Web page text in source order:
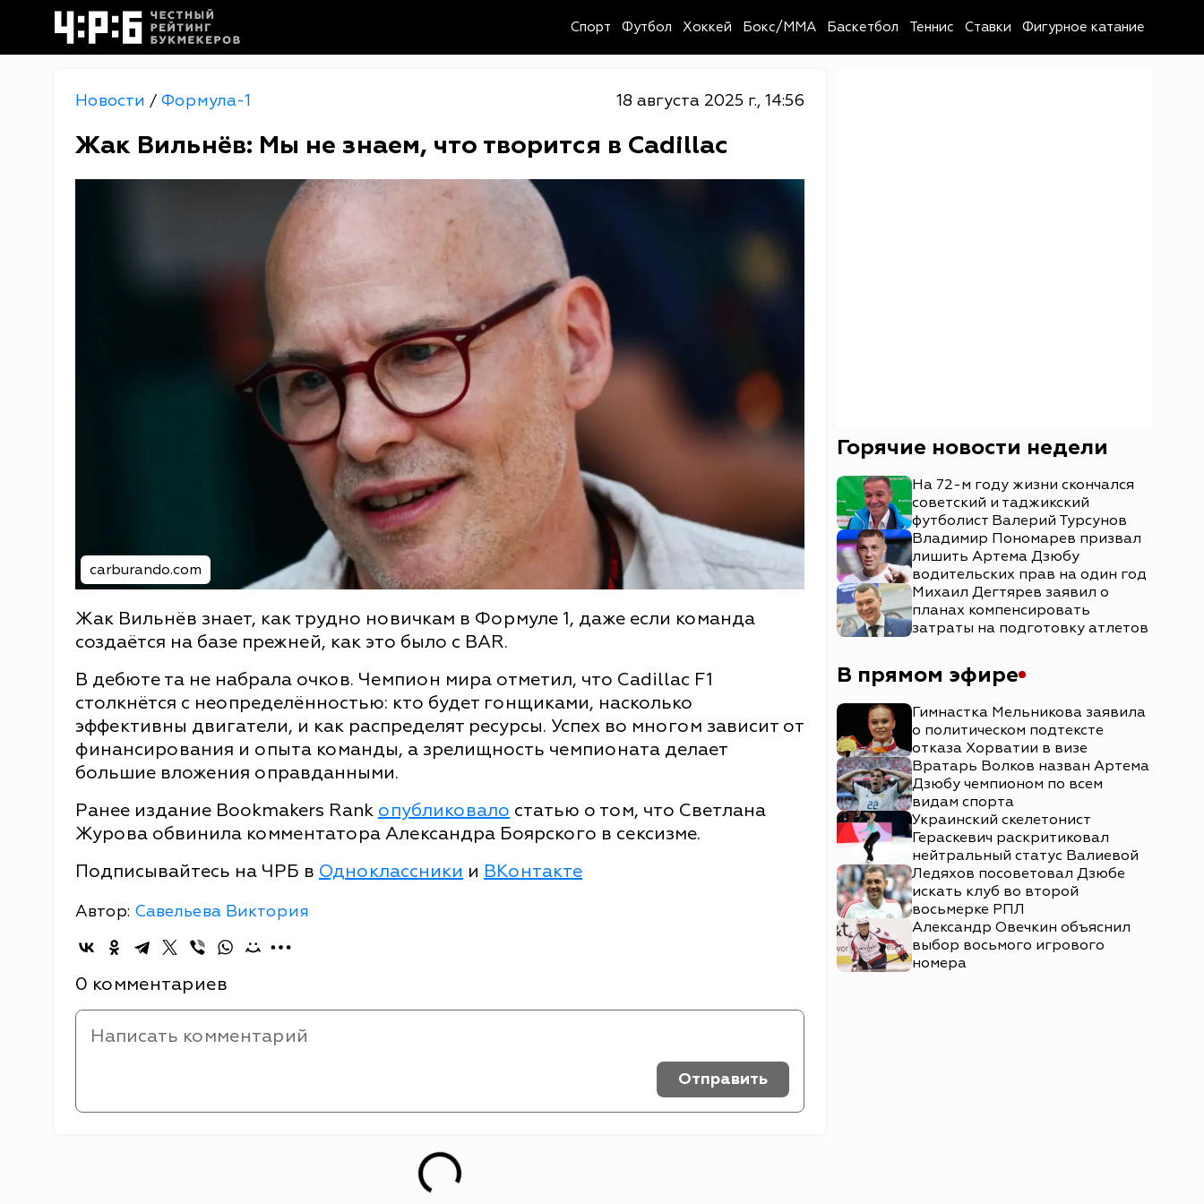
Спорт Футбол Хоккей Бокс/MMA Баскетбол Теннис Ставки Фигурное катание
Новости / Формула-1 18 августа 2025 г., 14:56
Жак Вильнёв: Мы не знаем, что творится в Cadillac
carburando.com
Жак Вильнёв знает, как трудно новичкам в Формуле 1, даже если команда
создаётся на базе прежней, как это было с BAR.
В дебюте та не набрала очков. Чемпион мира отметил, что Cadillac F1
столкнётся с неопределённостью: кто будет гонщиками, насколько
эффективны двигатели, и как распределят ресурсы. Успех во многом зависит от
финансирования и опыта команды, а зрелищность чемпионата делает
большие вложения оправданными.
Ранее издание Bookmakers Rank опубликовало статью о том, что Светлана
Журова обвинила комментатора Александра Боярского в сексизме.
Подписывайтесь на ЧРБ в Одноклассники и ВКонтакте
Автор: Савельева Виктория
0 комментариев
Отправить
Горячие новости недели
На 72-м году жизни скончался
советский и таджикский
футболист Валерий Турсунов
Владимир Пономарев призвал
лишить Артема Дзюбу
водительских прав на один год
Михаил Дегтярев заявил о
планах компенсировать
затраты на подготовку атлетов
В прямом эфире
Гимнастка Мельникова заявила
о политическом подтексте
отказа Хорватии в визе
Вратарь Волков назван Артема
Дзюбу чемпионом по всем
видам спорта
Украинский скелетонист
Гераскевич раскритиковал
нейтральный статус Валиевой
Ледяхов посоветовал Дзюбе
искать клуб во второй
восьмерке РПЛ
Александр Овечкин объяснил
выбор восьмого игрового
номера